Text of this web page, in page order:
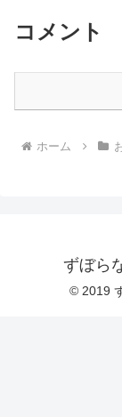
コメント
ホーム
ずぼら
© 2019